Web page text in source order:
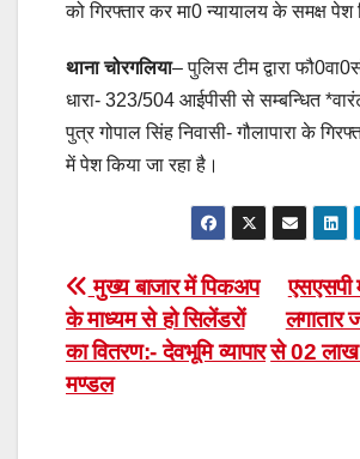
को गिरफ्तार कर मा0 न्यायालय के समक्ष पेश
थाना चोरगलिया– पुलिस टीम द्वारा
धारा- 323/504 आईपीसी से सम्बन्धित
पुत्र गोपाल सिंह निवासी- गौलापारा के
में पेश किया जा रहा है।
Post
navigation
एसएसपी
लगातार
से 02
मुख्य बाजार में पिकअप
के माध्यम से हो सिलेंडरों
का वितरण:- देवभूमि व्यापार
मण्डल